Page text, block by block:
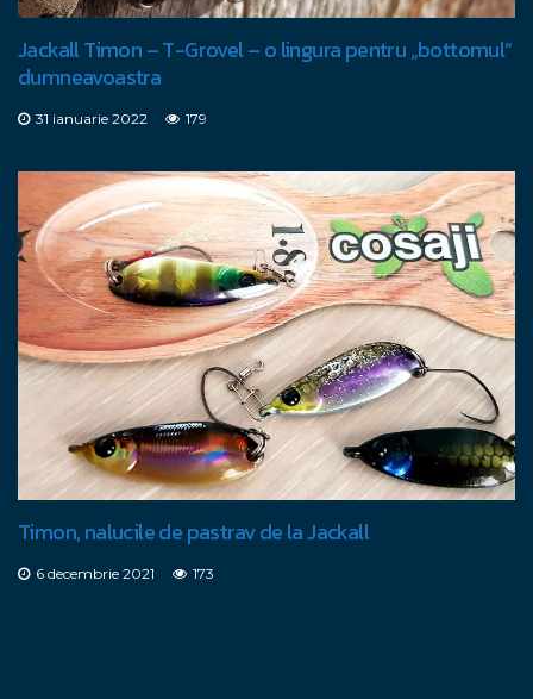
Jackall Timon – T-Grovel – o lingura pentru „bottomul”
dumneavoastra
31 ianuarie 2022 179
Timon, nalucile de pastrav de la Jackall
6 decembrie 2021 173